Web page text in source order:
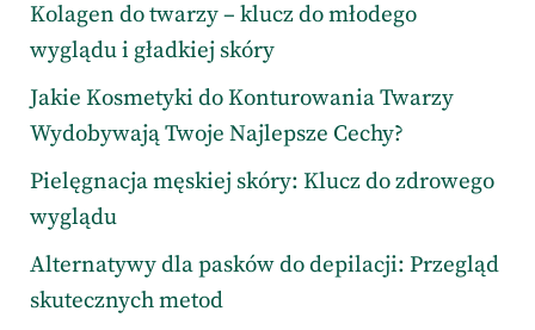
Kolagen do twarzy – klucz do młodego
wyglądu i gładkiej skóry
Jakie Kosmetyki do Konturowania Twarzy
Wydobywają Twoje Najlepsze Cechy?
Pielęgnacja męskiej skóry: Klucz do zdrowego
wyglądu
Alternatywy dla pasków do depilacji: Przegląd
skutecznych metod